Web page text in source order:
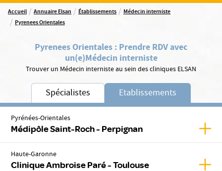
Accueil / Annuaire Elsan / Établissements / Médecin interniste
/ Pyrenees Orientales
Pyrenees Orientales : Prendre RDV avec
un(e)Médecin interniste
Trouver un Médecin interniste au sein des cliniques ELSAN
Spécialistes Etablissements
Pyrénées-Orientales
Médipôle Saint-Roch - Perpignan
Haute-Garonne
Clinique Ambroise Paré - Toulouse